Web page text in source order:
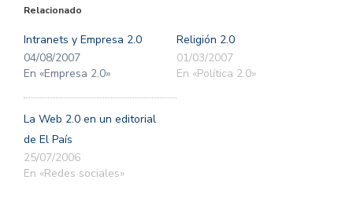
abre
una
ventana
nueva)
una
ventana
Relacionado
Intranets y Empresa 2.0
04/08/2007
En «Empresa 2.0»
Religión 2.0
01/03/2007
En «Política 2.0»
La Web 2.0 en un editorial
de El País
25/07/2006
En «Redes sociales»